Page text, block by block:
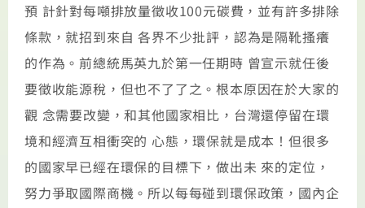
預 計針對每噸排放量徵收100元碳費，並有許多排除
條款，就招到來自 各界不少批評，認為是隔靴搔癢
的作為。前總統馬英九於第一任期時 曾宣示就任後
要徵收能源稅，但也不了了之。根本原因在於大家的
觀 念需要改變，和其他國家相比，台灣還停留在環
境和經濟互相衝突的 心態，環保就是成本！但很多
的國家早已經在環保的目標下，做出未 來的定位，
努力爭取國際商機。所以每每碰到環保政策，國內企